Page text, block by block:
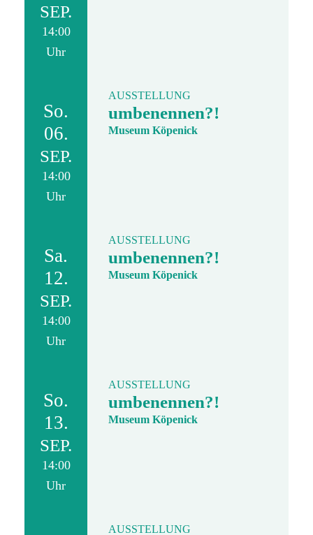
SEP.
14:00
Uhr
So.
06.
SEP.
14:00
Uhr
AUSSTELLUNG
umbenennen?!
Museum Köpenick
Sa.
12.
SEP.
14:00
Uhr
AUSSTELLUNG
umbenennen?!
Museum Köpenick
So.
13.
SEP.
14:00
Uhr
AUSSTELLUNG
umbenennen?!
Museum Köpenick
AUSSTELLUNG